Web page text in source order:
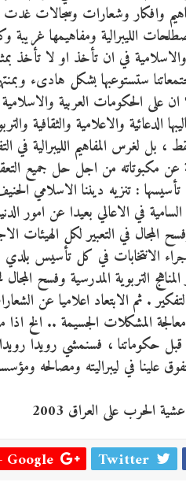
وافكار وشعارات وسجالات غدت
الليبرالية ومفاهيمها غريبة
في ان تأخذ او لا تأخذ
ستستوعبها بشكل هادىء
الحكومات العربية والاسلامية
الدعائية والاعلامية والثقافية
لغرس المفاهيم الليبرالية في
عن مكبوتاته من اجل حل جميع
: تنزيه ديننا الاسلامي
في الاعالي بعيدا عن امور
المجال في التعبير لكل الهيئات
الانتخابات في كل تأسيس
التربوية المدرسية وفسح المجال
. ثم الابتعاد اعلاميا عن
المشكلات الجسيمة .. الخ
قبل حكوماتنا ، فسنمشي رويدا
علينا في ليبراليته ومصالحه
الحرب على العراق 2003
Twitter
Google +